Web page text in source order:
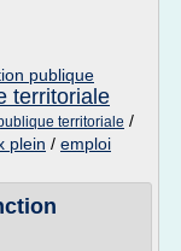
publique
territoriale
territoriale /
plein / emploi